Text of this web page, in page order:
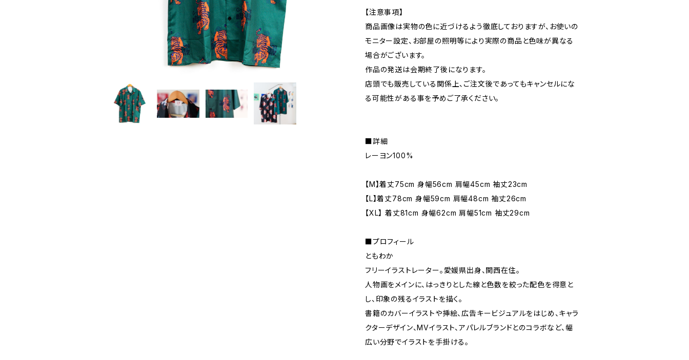
【注意事項】
商品画像は実物の色に近づけるよう徹底しておりますが、お使いの
モニター設定、お部屋の照明等により実際の商品と色味が異なる
場合がございます。
作品の発送は会期終了後になります。
店頭でも販売している関係上、ご注文後であってもキャンセルにな
る可能性がある事を予めご了承ください。
■詳細
レーヨン100%
【M】着丈75cm 身幅56cm 肩幅45cm 袖丈23cm
【L】着丈78cm 身幅59cm 肩幅48cm 袖丈26cm
【XL】 着丈81cm 身幅62cm 肩幅51cm 袖丈29cm
■プロフィール
ともわか
フリーイラストレーター。愛媛県出身、関西在住。
人物画をメインに、はっきりとした線と色数を絞った配色を得意と
し、印象の残るイラストを描く。
書籍のカバーイラストや挿絵、広告キービジュアルをはじめ、キャラ
クターデザイン、MVイラスト、アパレルブランドとのコラボなど、幅
広い分野でイラストを手掛ける。